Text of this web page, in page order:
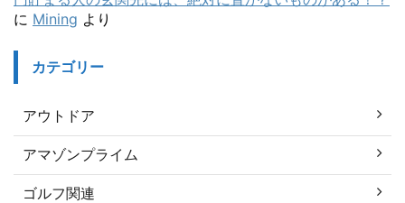
に Mining より
カテゴリー
アウトドア
アマゾンプライム
ゴルフ関連